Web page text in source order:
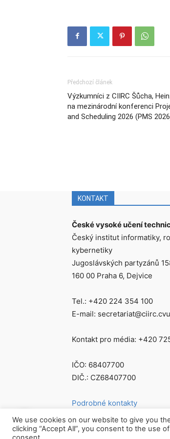
Předchozí článek
Výzkumníci z CIIRC Šůcha,
na mezinárodní konferenci
and Scheduling 2026 (PMS
KONTAKT
České vysoké učení
Český institut informatiky,
kybernetiky
Jugoslávských partyzánů
160 00 Praha 6, Dejvice
Tel.: +420 224 354 100
E-mail:
Kontakt pro média: +420
IČO: 68407700
DIČ.: CZ68407700
Podrobné kontakty
We use cookies on our website to give you
clicking “Accept All”, you consent to the use